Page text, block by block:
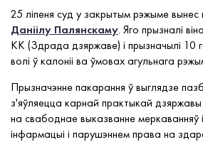
25 ліпеня суд у закрытым рэжыме вынес
Даніілу Палянскаму. Яго прызналі
КК (Здрада дзяржаве) і прызначылі 10
волі ў калоніі ва ўмовах агульнага
Прызначэнне пакарання ў выглядзе
з'яўляецца карнай практыкай
на свабоднае выказванне меркаванняў
інфармацыі і парушэннем права на